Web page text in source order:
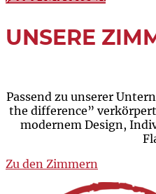
UNSERE
Passend zu unserer
the difference”
modernem Design,
Zu den Zimmern